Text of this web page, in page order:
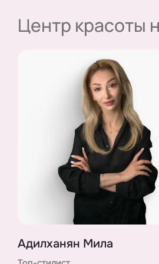
Центр красоты
Адилханян Мила